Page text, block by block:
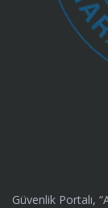
Güvenlik Portalı,